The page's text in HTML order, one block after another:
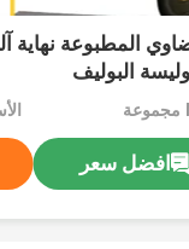
المطبوعة
البوليف
افضل سعر